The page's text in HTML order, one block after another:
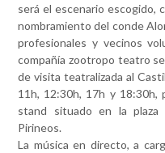
será el escenario escogido,
nombramiento del conde
profesionales y vecinos
compañía zootropo teatro
de visita teatralizada al
11h, 12:30h, 17h y 18:30h,
stand situado en la plaza
Pirineos.
La música en directo, a